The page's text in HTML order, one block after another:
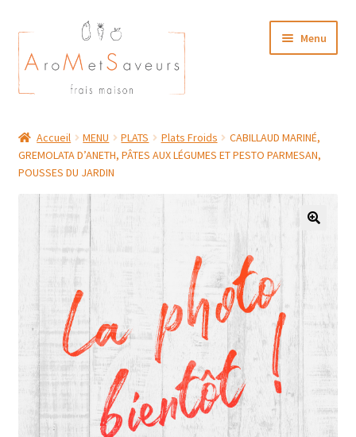
Aller
à
la
navigation
Aller
au
contenu
Menu
Plat du Jour/ Menu Week end
NOS BOUTIQUES
Accueil MENU PLATS Plats Froids
CABILLAUD MARINÉ,
GREMOLATA D’ANETH, PÂTES AUX LÉGUMES ET PESTO PARMESAN,
POUSSES DU JARDIN